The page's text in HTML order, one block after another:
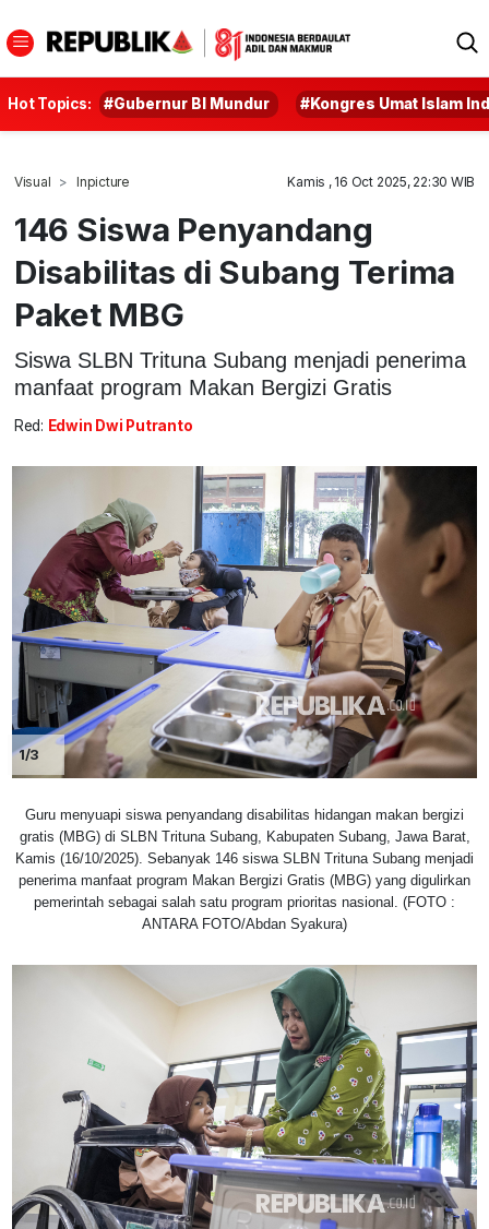
Hot Topics: #Gubernur BI Mundur #Kongres Umat Islam
Visual Inpicture Kamis , 16 Oct 2025, 22:30 WIB
146 Siswa Penyandang
Disabilitas di Subang Terima
Paket MBG
Siswa SLBN Trituna Subang menjadi penerima
manfaat program Makan Bergizi Gratis
Red: Edwin Dwi Putranto
1/3
Guru menyuapi siswa penyandang disabilitas hidangan makan bergizi
gratis (MBG) di SLBN Trituna Subang, Kabupaten Subang, Jawa Barat,
Kamis (16/10/2025). Sebanyak 146 siswa SLBN Trituna Subang menjadi
penerima manfaat program Makan Bergizi Gratis (MBG) yang digulirkan
pemerintah sebagai salah satu program prioritas nasional. (FOTO :
ANTARA FOTO/Abdan Syakura)